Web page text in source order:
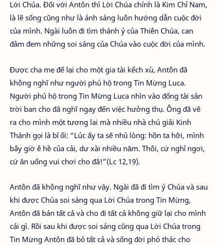
Lời Chúa. Đối với Antôn thì Lời Chúa chính là Kim Chỉ Nam,
là lẽ sống cũng như là ánh sáng luôn hướng dẫn cuộc đời
của mình. Ngài luôn đi tìm thánh ý của Thiên Chúa, can
đảm đem những soi sáng của Chúa vào cuộc đời của mình.
Được cha mẹ để lại cho một gia tài kếch xù, Antôn đã
không nghĩ như người phú hộ trong Tin Mừng Luca.
Người phú hộ trong Tin Mừng Luca nhìn vào đống tài sản
trời ban cho đã nghĩ ngay đến việc hưởng thụ. Ông đã vẽ
ra cho mình một tương lai mà nhiều nhà chú giải Kinh
Thánh gọi là bỉ ổi: “Lúc ấy ta sẽ nhủ lòng: hồn ta hỡi, mình
bây giờ ê hề của cải, dư xài nhiều năm. Thôi, cứ nghỉ ngơi,
cứ ăn uống vui chơi cho đã!”(Lc 12,19).
Antôn đã không nghĩ như vậy. Ngài đã đi tìm ý Chúa và sau
khi được Chúa soi sáng qua Lời Chúa trong Tin Mừng,
Antôn đã bán tất cả và cho đi tất cả không giữ lại cho mình
cái gì. Rồi sau khi được soi sáng cũng qua Lời Chúa trong
Tin Mừng Antôn đã bỏ tất cả và sống đời phó thác cho